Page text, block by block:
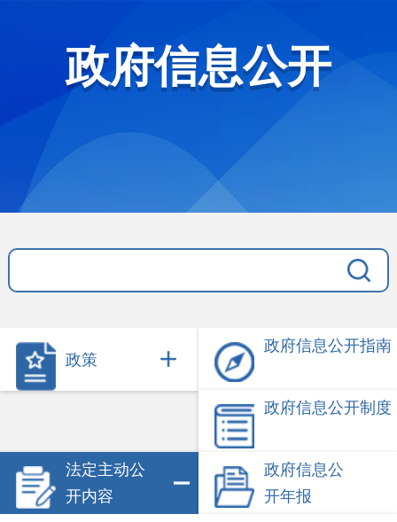
政府信息公开
政策
政府信息公开指南
政府信息公开制度
法定主动公
开内容
政府信息公
开年报